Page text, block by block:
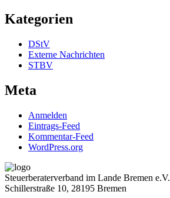
Kategorien
DStV
Externe Nachrichten
STBV
Meta
Anmelden
Eintrags-Feed
Kommentar-Feed
WordPress.org
Steuerberaterverband im Lande Bremen e.V.
Schillerstraße 10, 28195 Bremen